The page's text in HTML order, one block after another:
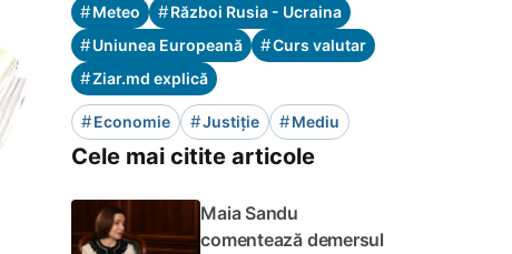
#Meteo #Război Rusia - Ucraina
#Uniunea Europeană #Curs valutar
#Ziar.md explică
#Economie #Justiție #Mediu
Cele mai citite articole
Maia Sandu
comentează demersul